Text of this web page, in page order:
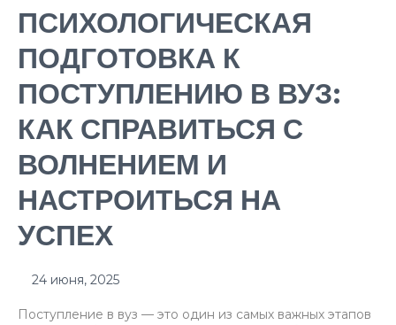
ПСИХОЛОГИЧЕСКАЯ
ПОДГОТОВКА К
ПОСТУПЛЕНИЮ В ВУЗ:
КАК СПРАВИТЬСЯ С
ВОЛНЕНИЕМ И
НАСТРОИТЬСЯ НА
УСПЕХ
24 июня, 2025
Поступление в вуз — это один из самых важных этапов